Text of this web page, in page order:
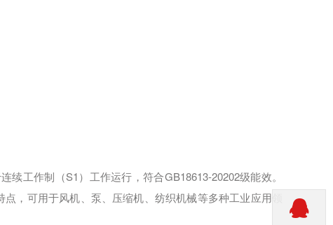
续工作制（S1）工作运行，符合GB18613-20202级能效。
，可用于风机、泵、压缩机、纺织机械等多种工业应用领